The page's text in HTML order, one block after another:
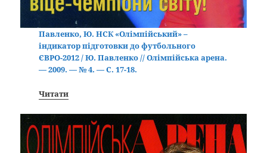
Павленко, Ю. НСК «Олімпійський» –
індикатор підготовки до футбольного
ЄВРО-2012 / Ю. Павленко // Олімпійська арена.
— 2009. — № 4. — С. 17-18.
Читати